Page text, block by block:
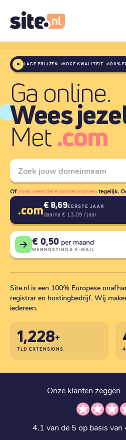
LAGE PRIJZEN HOGE KWALITEIT 100%
Ga online.
Wees
Met
Ofzoek meerdere domeinnamentegelijk.
€ 4,49EERSTE JAAR
€ 0,50 per maand
WEBHOSTING & E-MAIL
Site.nl is een 100% Europese
registrar en hostingbedrijf. Wij
iedereen.
1,228+
TLD EXTENSIONS
Onze klanten zeggen
4.1 van de 5 op basis